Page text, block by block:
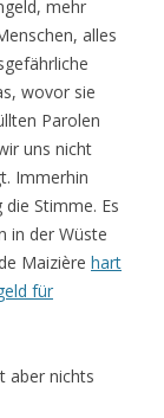
mehr
alles
wovor sie
Parolen
uns nicht
Immerhin
Stimme. Es
in der Wüste
Maizière hart
für
aber nichts